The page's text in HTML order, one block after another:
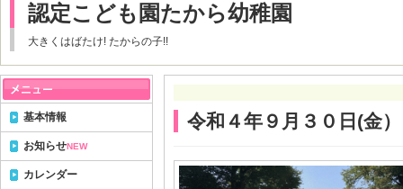
認定こども園たから幼稚園
大きくはばたけ! たからの子!!
令和４年９月３０日(金）
基本情報
お知らせNEW
カレンダー